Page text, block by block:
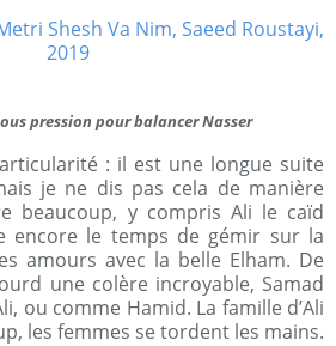
pression pour balancer Nasser
: il est une longue suite
je ne dis pas cela de manière
beaucoup, y compris Ali le caïd
encore le temps de gémir sur la
amours avec la belle Elham. De
une colère incroyable, Samad
ou comme Hamid. La famille d’Ali
les femmes se tordent les mains.